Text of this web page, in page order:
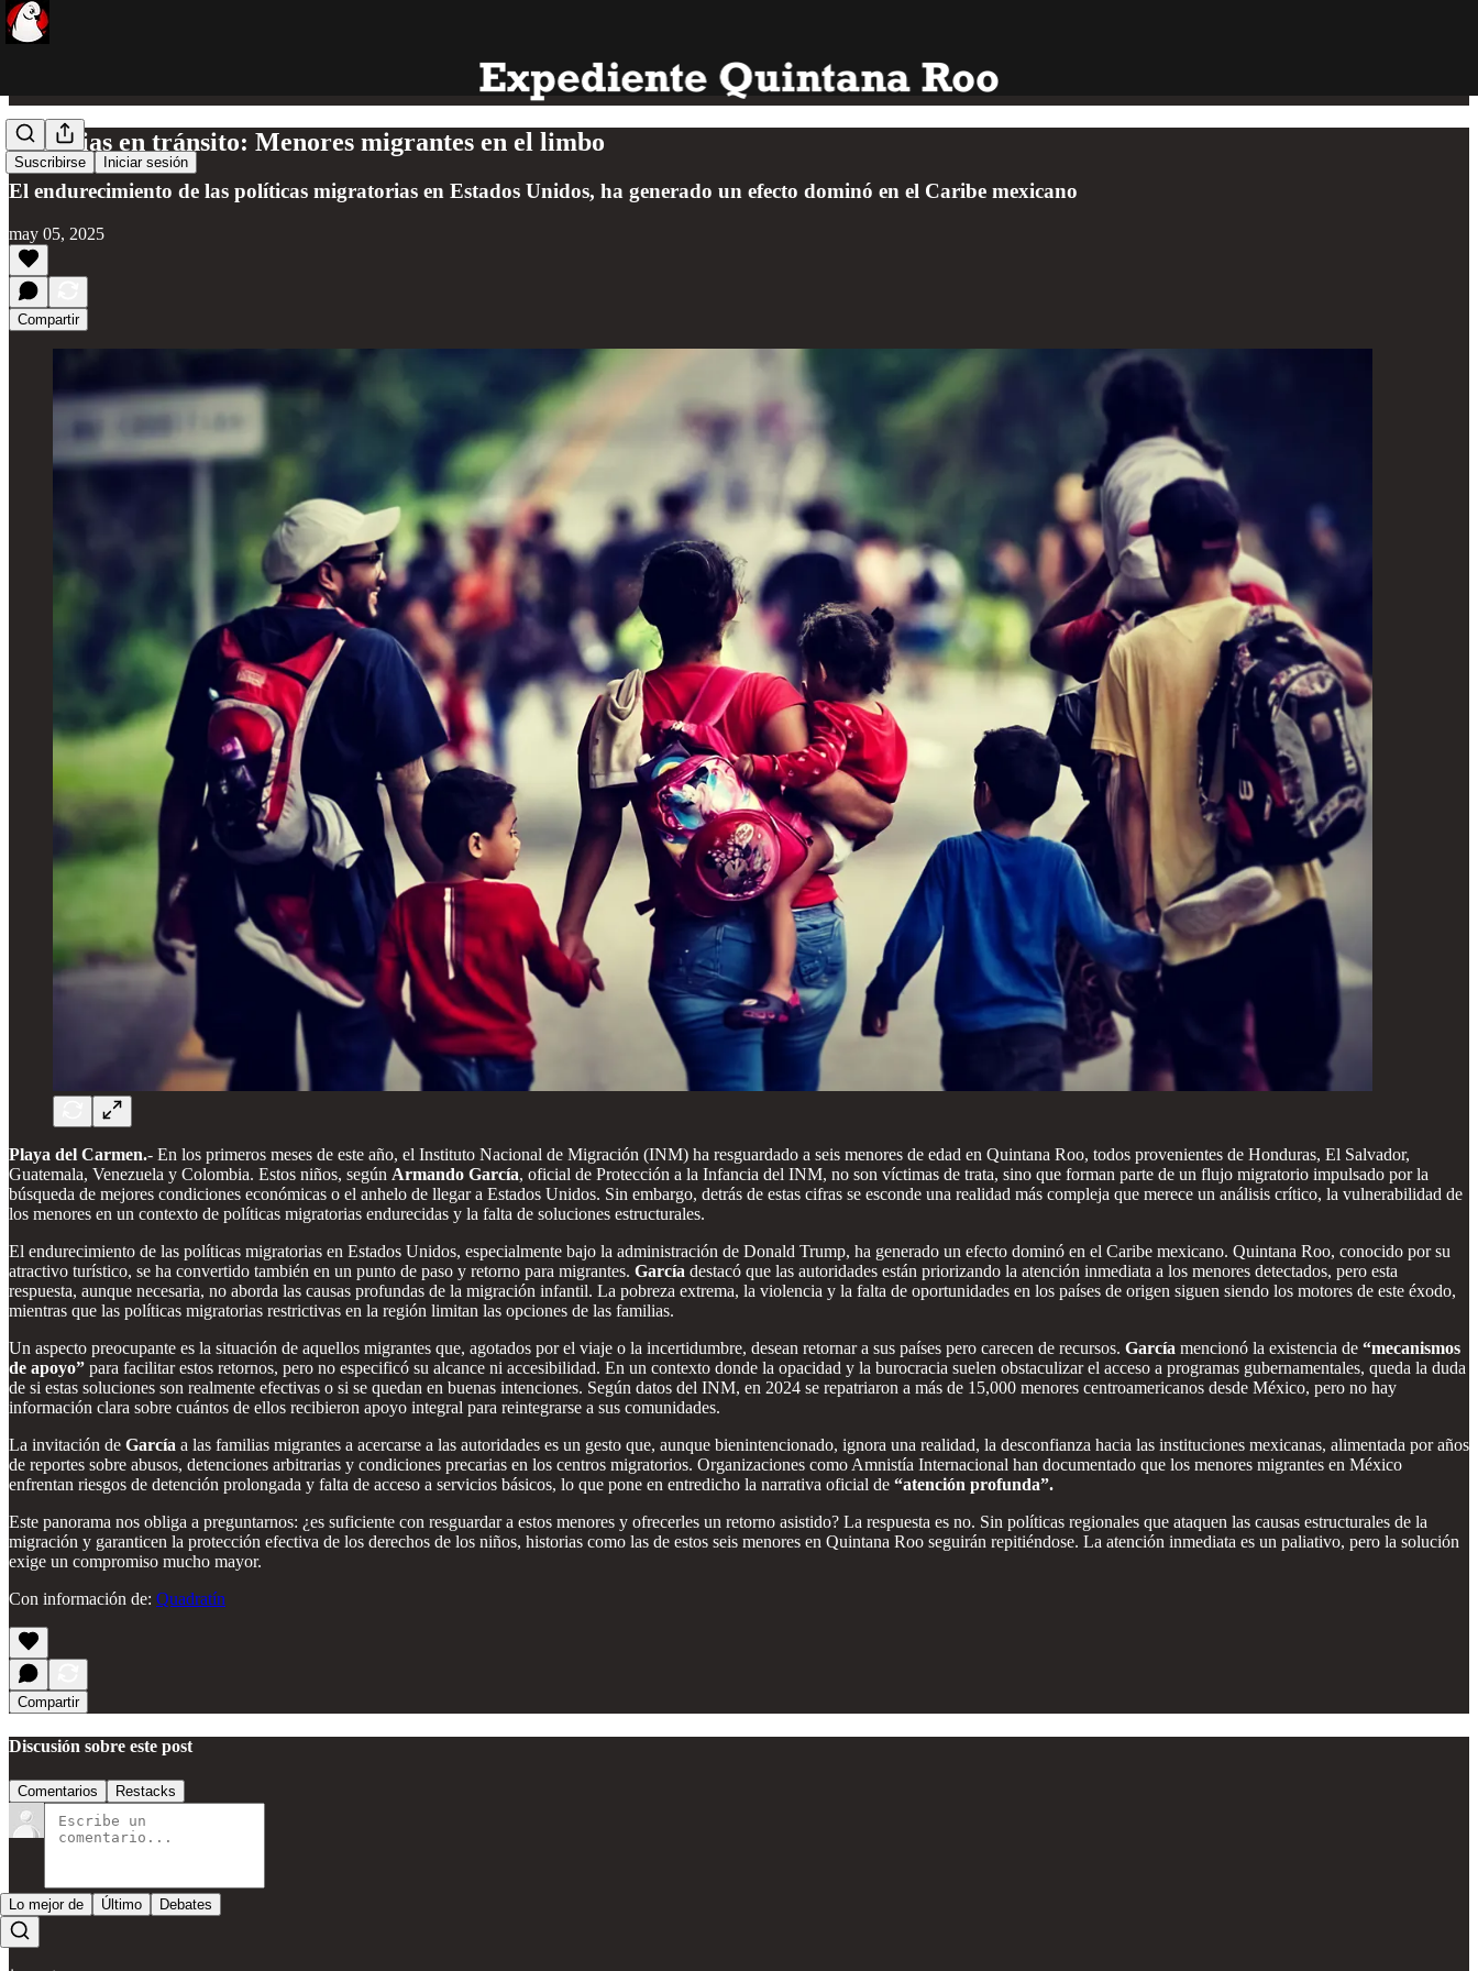
Suscribirse Iniciar sesión
Infancias en tránsito: Menores migrantes en el limbo
El endurecimiento de las políticas migratorias en Estados Unidos, ha generado un efecto dominó en el Caribe mexicano
may 05, 2025
Compartir
Playa del Carmen.- En los primeros meses de este año, el Instituto Nacional de Migración (INM) ha resguardado a seis menores de edad en Quintana Roo, todos provenientes de Honduras, El Salvador,
Guatemala, Venezuela y Colombia. Estos niños, según Armando García, oficial de Protección a la Infancia del INM, no son víctimas de trata, sino que forman parte de un flujo migratorio impulsado por la
búsqueda de mejores condiciones económicas o el anhelo de llegar a Estados Unidos. Sin embargo, detrás de estas cifras se esconde una realidad más compleja que merece un análisis crítico, la vulnerabilidad de
los menores en un contexto de políticas migratorias endurecidas y la falta de soluciones estructurales.
El endurecimiento de las políticas migratorias en Estados Unidos, especialmente bajo la administración de Donald Trump, ha generado un efecto dominó en el Caribe mexicano. Quintana Roo, conocido por su
atractivo turístico, se ha convertido también en un punto de paso y retorno para migrantes. García destacó que las autoridades están priorizando la atención inmediata a los menores detectados, pero esta
respuesta, aunque necesaria, no aborda las causas profundas de la migración infantil. La pobreza extrema, la violencia y la falta de oportunidades en los países de origen siguen siendo los motores de este éxodo,
mientras que las políticas migratorias restrictivas en la región limitan las opciones de las familias.
Un aspecto preocupante es la situación de aquellos migrantes que, agotados por el viaje o la incertidumbre, desean retornar a sus países pero carecen de recursos. García mencionó la existencia de “mecanismos
de apoyo” para facilitar estos retornos, pero no especificó su alcance ni accesibilidad. En un contexto donde la opacidad y la burocracia suelen obstaculizar el acceso a programas gubernamentales, queda la duda
de si estas soluciones son realmente efectivas o si se quedan en buenas intenciones. Según datos del INM, en 2024 se repatriaron a más de 15,000 menores centroamericanos desde México, pero no hay
información clara sobre cuántos de ellos recibieron apoyo integral para reintegrarse a sus comunidades.
La invitación de García a las familias migrantes a acercarse a las autoridades es un gesto que, aunque bienintencionado, ignora una realidad, la desconfianza hacia las instituciones mexicanas, alimentada por años
de reportes sobre abusos, detenciones arbitrarias y condiciones precarias en los centros migratorios. Organizaciones como Amnistía Internacional han documentado que los menores migrantes en México
enfrentan riesgos de detención prolongada y falta de acceso a servicios básicos, lo que pone en entredicho la narrativa oficial de “atención profunda”.
Este panorama nos obliga a preguntarnos: ¿es suficiente con resguardar a estos menores y ofrecerles un retorno asistido? La respuesta es no. Sin políticas regionales que ataquen las causas estructurales de la
migración y garanticen la protección efectiva de los derechos de los niños, historias como las de estos seis menores en Quintana Roo seguirán repitiéndose. La atención inmediata es un paliativo, pero la solución
exige un compromiso mucho mayor.
Con información de: Quadratín
Compartir
Discusión sobre este post
Comentarios Restacks
Lo mejor de Último Debates